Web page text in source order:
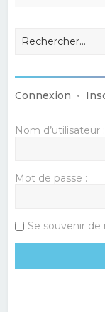
Connexion •
Nom d’utilisateur :
Mot de passe :
Se souvenir de